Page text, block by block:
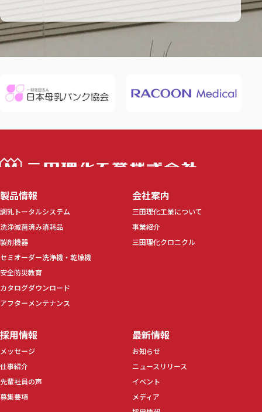
三田理化工業
製品情報
調乳トータルシステム
洗浄滅菌済み消耗品
製剤機器
セミオーダー洗浄機・乾燥機
安全防災教育
カタログダウンロード
アフターメンテナンス
会社案内
三田理化工業について
事業紹介
三田理化クロニクル
採用情報
メッセージ
仕事紹介
先輩社員の声
募集要項
最新情報
お知らせ
ニュースリリース
イベント
メディア